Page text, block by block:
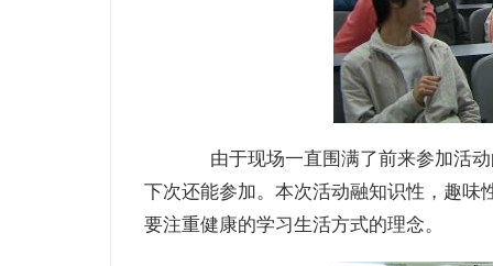
由于现场一直围满了前来参加活动
下次还能参加。本次活动融知识性，趣味
要注重健康的学习生活方式的理念。